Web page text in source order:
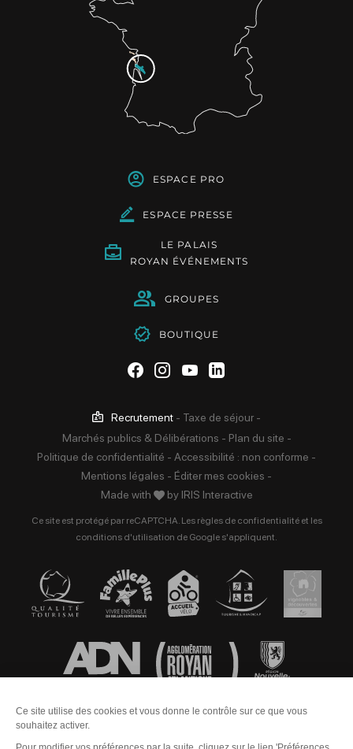
ESPACE PRO
ESPACE PRESSE
LE PALAIS
ROYAN ÉVÉNEMENTS
GROUPES
BOUTIQUE
Suivez-nous sur Facebook
Suivez-nous sur
Suivez-nous sur
Suivez-nous sur
Recrutement - Taxe de séjour -
Marchés publics & Délibérations - Plan du site -
Politique de confidentialité - Accessibilité : non conforme -
Mentions légales - Éditer mes cookies -
Made with
by IRIS Interactive
Ce site est protégé par reCAPTCHA. Les règles de confidentialitéet les
conditions d'utilisation de Google s'appliquent.